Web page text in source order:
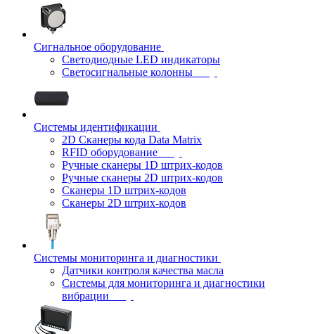
Сигнальное оборудование
Светодиодные LED индикаторы
Светосигнальные колонны
Системы идентификации
2D Сканеры кода Data Matrix
RFID оборудование
Ручные сканеры 1D штрих-кодов
Ручные сканеры 2D штрих-кодов
Сканеры 1D штрих-кодов
Сканеры 2D штрих-кодов
Системы мониторинга и диагностики
Датчики контроля качества масла
Системы для мониторинга и диагностики
вибрации